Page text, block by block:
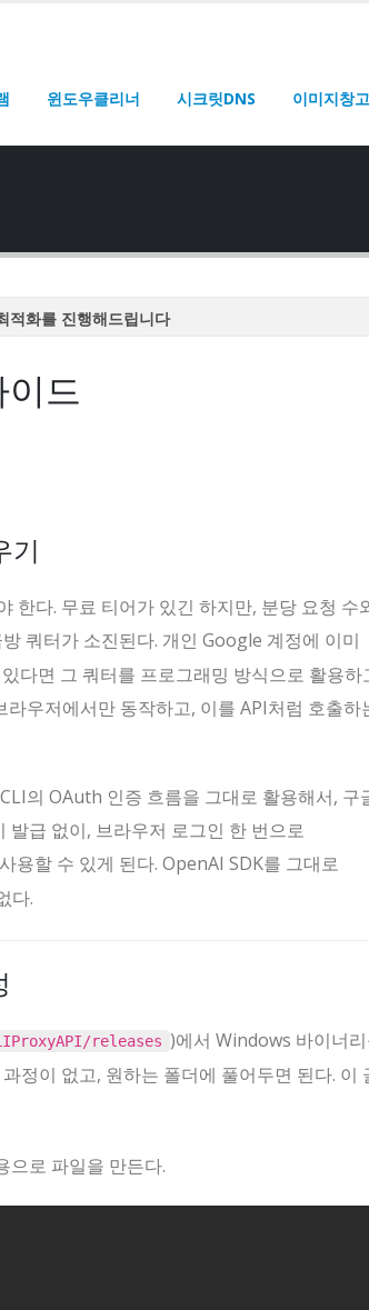
윈도우클리너 시크릿DNS 이미지창고
적화를 진행해드립니다
화를 진행해드립니다
드
기
다. 무료 티어가 있긴 하지만, 분당 요청 수
쿼터가 소진된다. 개인 Google 계정에 이미
다면 그 쿼터를 프로그래밍 방식으로 활용하
우저에서만 동작하고, 이를 API처럼 호출하
의 OAuth 인증 흐름을 그대로 활용해서, 구
발급 없이, 브라우저 로그인 한 번으로
용할 수 있게 된다. OpenAI SDK를 그대로
다.
releases )에서 Windows 바이너
정이 없고, 원하는 폴더에 풀어두면 된다. 이
으로 파일을 만든다.